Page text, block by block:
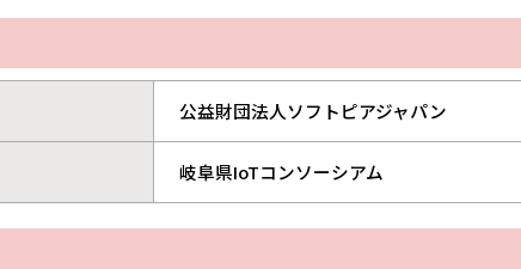
公益財団法人ソフトピアジャパン
岐阜県IoTコンソーシアム